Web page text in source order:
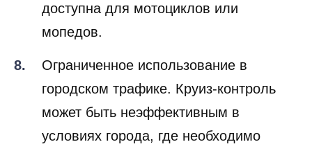
доступна для мотоциклов или
мопедов.
Ограниченное использование в
городском трафике. Круиз-контроль
может быть неэффективным в
условиях города, где необходимо